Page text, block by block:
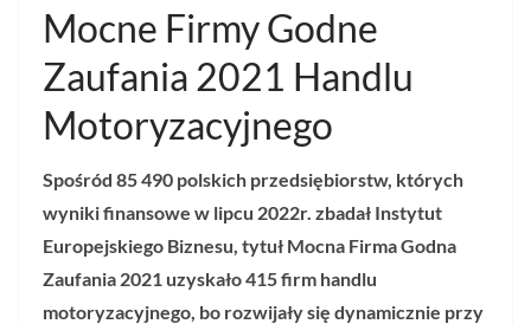
Mocne Firmy Godne
Zaufania 2021 Handlu
Motoryzacyjnego
Spośród 85 490 polskich przedsiębiorstw, których
wyniki finansowe w lipcu 2022r. zbadał Instytut
Europejskiego Biznesu, tytuł Mocna Firma Godna
Zaufania 2021 uzyskało 415 firm handlu
motoryzacyjnego, bo rozwijały się dynamicznie przy